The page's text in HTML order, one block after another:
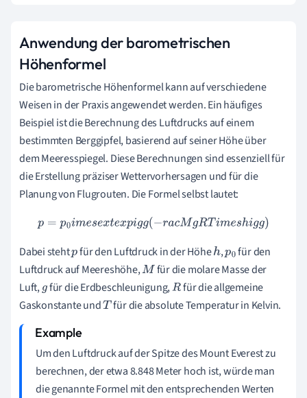
Anwendung der barometrischen
Höhenformel
Die barometrische Höhenformel kann auf verschiedene
Weisen in der Praxis angewendet werden. Ein häufiges
Beispiel ist die Berechnung des Luftdrucks auf einem
bestimmten Berggipfel, basierend auf seiner Höhe über
dem Meeresspiegel. Diese Berechnungen sind essenziell für
die Erstellung präziser Wettervorhersagen und für die
Planung von Flugrouten. Die Formel selbst lautet:
p=p0imesextexpigg(−racMgRTimeshigg)
Dabei stehtpfür den Luftdruck in der Höheh,p
0
für den
Luftdruck auf Meereshöhe,M für die molare Masse der
Luft,gfür die Erdbeschleunigung,R für die allgemeine
Gaskonstante undT für die absolute Temperatur in Kelvin.
Um den Luftdruck auf der Spitze des Mount Everest zu
berechnen, der etwa 8.848 Meter hoch ist, würde man
die genannte Formel mit den entsprechenden Werten